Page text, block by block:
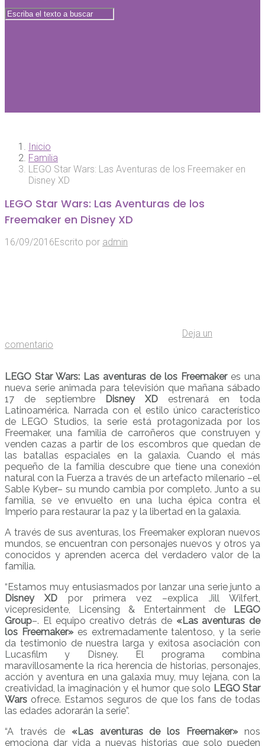
Inicio
Familia
LEGO Star Wars: Las Aventuras de los Freemaker en
Disney XD
LEGO Star Wars: Las Aventuras de los
Freemaker en Disney XD
16/09/2016Escrito por admin
Deja un
comentario
LEGO Star Wars: Las aventuras de los Freemakeres una
nueva serie animada para televisión que mañana sábado
17 de septiembre
Disney XD estrenará en toda
Latinoamérica. Narrada con el estilo único característico
de LEGO Studios, la serie está protagonizada por los
Freemaker, una familia de carroñeros que construyen y
venden cazas a partir de los escombros que quedan de
las batallas espaciales en la galaxia. Cuando el más
pequeño de la familia descubre que tiene una conexión
natural con la Fuerza a través de un artefacto milenario –el
Sable Kyber– su mundo cambia por completo. Junto a su
familia, se ve envuelto en una lucha épica contra el
Imperio para restaurar la paz y la libertad en la galaxia.
A través de sus aventuras, los Freemaker exploran nuevos
mundos, se encuentran con personajes nuevos y otros ya
conocidos y aprenden acerca del verdadero valor de la
familia.
“Estamos muy entusiasmados por lanzar una serie junto a
Disney XD por primera vez –explica Jill Wilfert,
vicepresidente, Licensing & Entertainment de
LEGO
Group–. El equipo creativo detrás de «Las aventuras de
los Freemaker»es extremadamente talentoso, y la serie
da testimonio de nuestra larga y exitosa asociación con
Lucasfilm y Disney. El programa combina
maravillosamente la rica herencia de historias, personajes,
acción y aventura en una galaxia muy, muy lejana, con la
creatividad, la imaginación y el humor que solo LEGO Star
Wars ofrece. Estamos seguros de que los fans de todas
las edades adorarán la serie”.
“A través de «Las aventuras de los Freemaker» nos
emociona dar vida a nuevas historias que solo pueden